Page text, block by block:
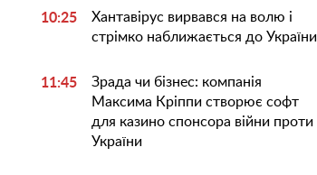
10:25
Хантавірус вирвався на волю і
стрімко наближається до України
11:45
Зрада чи бізнес: компанія
Максима Кріппи створює софт
для казино спонсора війни проти
України